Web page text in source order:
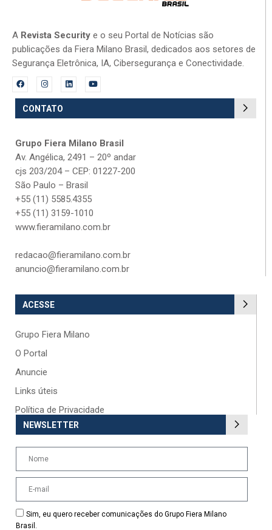
A Revista Security e o seu Portal de Notícias são
publicações da Fiera Milano Brasil, dedicados aos setores de
Segurança Eletrônica, IA, Cibersegurança e Conectividade.
CONTATO
Grupo Fiera Milano Brasil
Av. Angélica, 2491 – 20º andar
cjs 203/204 – CEP: 01227-200
São Paulo – Brasil
+55 (11) 5585.4355
+55 (11) 3159-1010
www.fieramilano.com.br
redacao@fieramilano.com.br
anuncio@fieramilano.com.br
ACESSE
Grupo Fiera Milano
O Portal
Anuncie
Links úteis
Política de Privacidade
NEWSLETTER
Sim, eu quero receber comunicações do Grupo Fiera Milano
Brasil.